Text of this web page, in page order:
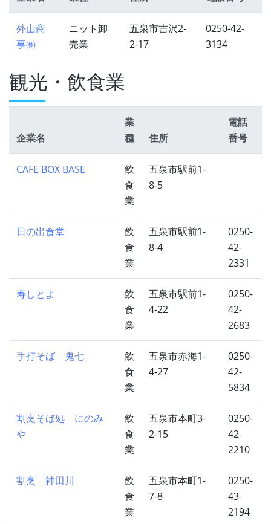
外山商
事㈱
ニット卸
売業
五泉市吉沢2-
2-17
0250-42-
3134
観光・飲食業
企業名
業
種
住所
電話
番号
CAFE BOX BASE
飲
食
業
五泉市駅前1-
8-5
日の出食堂
飲
食
業
五泉市駅前1-
8-4
0250-
42-
2331
寿しとよ
飲
食
業
五泉市駅前1-
4-22
0250-
42-
2683
手打そば 鬼七
飲
食
業
五泉市赤海1-
4-27
0250-
42-
5834
割烹そば処 にのみ
や
飲
食
業
五泉市本町3-
2-15
0250-
42-
2210
割烹 神田川
飲
食
業
五泉市本町1-
7-8
0250-
43-
2194